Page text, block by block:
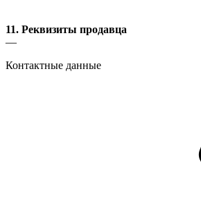
11. Реквизиты продавца
—
Контактные данные